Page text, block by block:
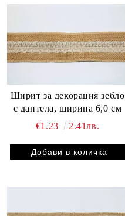
Ширит за декорация зебло
с дантела, ширина 6,0 см
€1.23
2.41лв.